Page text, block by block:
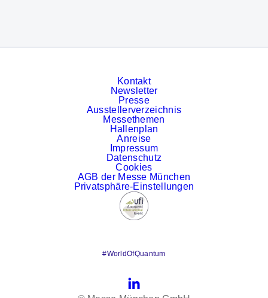
Kontakt
Newsletter
Presse
Ausstellerverzeichnis
Messethemen
Hallenplan
Anreise
Impressum
Datenschutz
Cookies
AGB der Messe München
Privatsphäre-Einstellungen
#WorldOfQuantum
LinkedIn